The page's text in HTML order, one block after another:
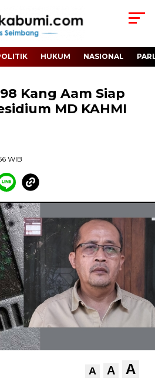
HUKUM NASIONAL
Kang Aam Siap
MD KAHMI
WIB
A A A